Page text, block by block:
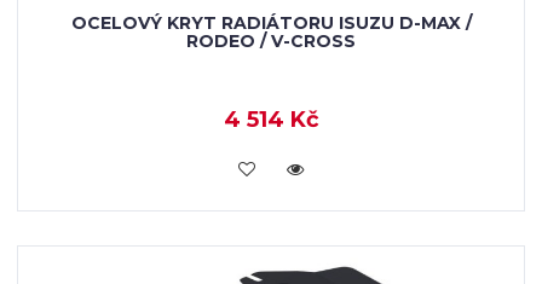
OCELOVÝ KRYT RADIÁTORU ISUZU D-MAX /
RODEO / V-CROSS
4 514 Kč
KOUPIT